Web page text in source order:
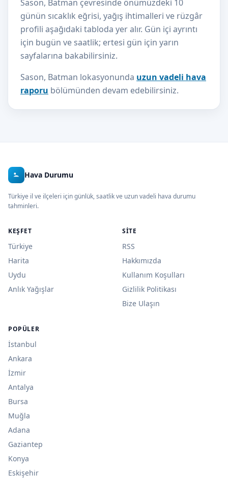
Sason, Batman çevresinde önümüzdeki 10
günün sıcaklık eğrisi, yağış ihtimalleri ve rüzgâr
profili aşağıdaki tabloda yer alır. Gün içi ayrıntı
için bugün ve saatlik; ertesi gün için yarın
sayfalarına bakabilirsiniz.
Sason, Batman lokasyonunda uzun vadeli hava
raporu bölümünden devam edebilirsiniz.
Hava Durumu
Türkiye il ve ilçeleri için günlük, saatlik ve uzun vadeli hava durumu
tahminleri.
KEŞFET
Türkiye
Harita
Uydu
Anlık Yağışlar
SITE
RSS
Hakkımızda
Kullanım Koşulları
Gizlilik Politikası
Bize Ulaşın
POPÜLER
İstanbul
Ankara
İzmir
Antalya
Bursa
Muğla
Adana
Gaziantep
Konya
Eskişehir